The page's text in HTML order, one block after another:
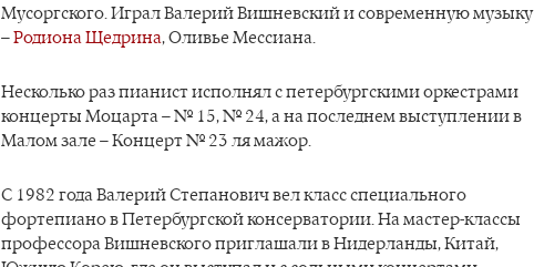
Мусоргского. Играл Валерий Вишневский и современную музыку
–Родиона Щедрина, Оливье Мессиана.
Несколько раз пианист исполнял с петербургскими оркестрами
концерты Моцарта – № 15, № 24, а на последнем выступлении в
Малом зале – Концерт № 23 ля мажор.
С 1982 года Валерий Степанович вел класс специального
фортепиано в Петербургской консерватории. На мастер-классы
профессора Вишневского приглашали в Нидерланды, Китай,